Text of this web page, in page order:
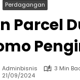
Perdagangan
Parcel
Adminbisnis
3 Min
21/09/2024